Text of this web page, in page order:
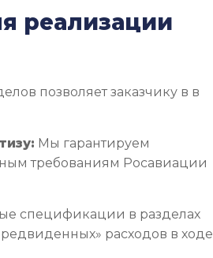
реализации
позволяет заказчику в в
Мы гарантируем
требованиям Росавиации
спецификации в разделах
расходов в ходе